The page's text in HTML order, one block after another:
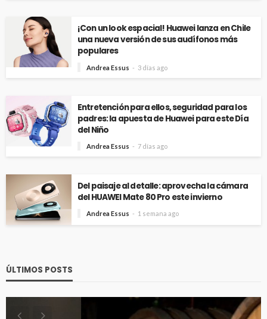
¡Con un look espacial! Huawei lanza en Chile
una nueva versión de sus audífonos más
populares
Andrea Essus 3 días ago
Entretención para ellos, seguridad para los
padres: la apuesta de Huawei para este Día
del Niño
Andrea Essus 7 días ago
Del paisaje al detalle: aprovecha la cámara
del HUAWEI Mate 80 Pro este invierno
Andrea Essus 1 semana ago
ÚLTIMOS POSTS